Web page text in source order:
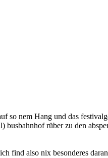
nem Hang und das
rüber zu den
find also nix besonderes